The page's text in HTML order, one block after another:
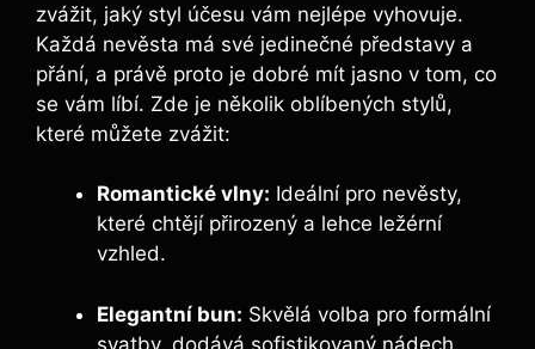
zvážit, jaký styl účesu vám nejlépe‌ vyhovuje.
Každá nevěsta má své jedinečné představy a
přání, a právě proto je dobré mít jasno v tom, ‌co
se ⁢vám líbí.‍ Zde je několik oblíbených ⁣stylů,
které můžete ‌zvážit:
Romantické vlny: Ideální pro nevěsty,
které chtějí přirozený a lehce ležérní
vzhled.
Elegantní bun: Skvělá volba pro formální
svatby, dodává sofistikovaný nádech.